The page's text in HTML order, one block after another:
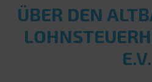
ÜBER DEN
E.V.